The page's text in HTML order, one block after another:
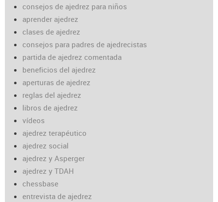
consejos de ajedrez para niños
aprender ajedrez
clases de ajedrez
consejos para padres de ajedrecistas
partida de ajedrez comentada
beneficios del ajedrez
aperturas de ajedrez
reglas del ajedrez
libros de ajedrez
vídeos
ajedrez terapéutico
ajedrez social
ajedrez y Asperger
ajedrez y TDAH
chessbase
entrevista de ajedrez